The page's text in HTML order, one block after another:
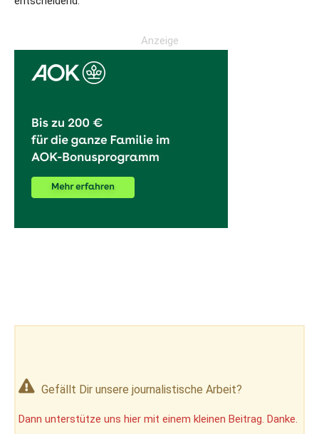
Anzeige
Gefällt Dir unsere journalistische Arbeit?
Dann unterstütze uns hier mit einem kleinen Beitrag. Danke.